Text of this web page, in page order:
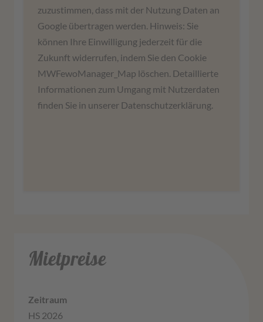
laden!
Wir verwenden einen Service eines
Drittanbieters, um Karteninhalte einzubetten.
Dieser Service kann Daten zu Ihren Aktivitäten
sammeln. Bitte lesen Sie die Details durch und
stimmen Sie der Nutzung des Service zu, um
zuzustimmen, dass mit der Nutzung Daten an
Google übertragen werden. Hinweis: Sie
können Ihre Einwilligung jederzeit für die
Zukunft widerrufen, indem Sie den Cookie
MWFewoManager_Map löschen. Detaillierte
Informationen zum Umgang mit Nutzerdaten
finden Sie in unserer Datenschutzerklärung.
Mietpreise
HS 2026